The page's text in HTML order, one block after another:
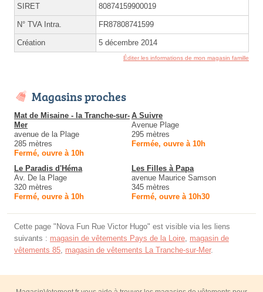
SIRET 80874159900019
N° TVA Intra. FR87808741599
Création 5 décembre 2014
Éditer les informations de mon magasin famille
Magasins proches
Mat de Misaine - la Tranche-sur-
Mer
avenue de la Plage
285 mètres
Fermé, ouvre à 10h
A Suivre
Avenue Plage
295 mètres
Fermée, ouvre à 10h
Le Paradis d'Héma
Av. De la Plage
320 mètres
Fermé, ouvre à 10h
Les Filles à Papa
avenue Maurice Samson
345 mètres
Fermé, ouvre à 10h30
Cette page "Nova Fun Rue Victor Hugo" est visible via les liens
suivants : magasin de vêtements Pays de la Loire, magasin de
vêtements 85, magasin de vêtements La Tranche-sur-Mer.